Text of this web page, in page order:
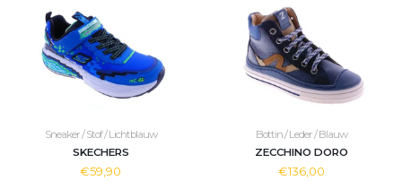
Sneaker / Stof / Lichtblauw
SKECHERS
€59,90
Bottin / Leder / Blauw
ZECCHINO DORO
€136,00